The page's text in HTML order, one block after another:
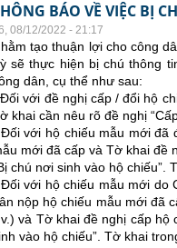
BÁO VỀ VIỆC BỊ
08/12/2022 - 21:17
tạo thuận lợi cho công
sẽ thực hiện bị chú thông
dân, cụ thể như sau:
với đề nghị cấp / đổi hộ
khai cần nêu rõ đề nghị
với hộ chiếu mẫu mới đã
mới đã cấp và Tờ khai đề
chú nơi sinh vào hộ chiếu”.
với hộ chiếu mẫu mới do
nộp hộ chiếu mẫu mới đã
và Tờ khai đề nghị cấp hộ
vào hộ chiếu”. Tờ khai